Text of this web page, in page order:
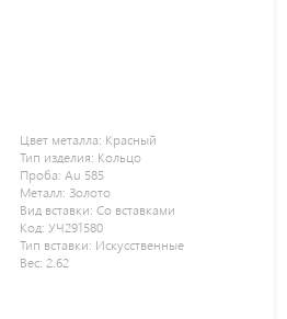
Цвет металла: Красный
Тип изделия: Кольцо
Проба: Au 585
Металл: Золото
Вид вставки: Со вставками
Код: УЧ291580
Тип вставки: Искусственные
Вес: 2.62